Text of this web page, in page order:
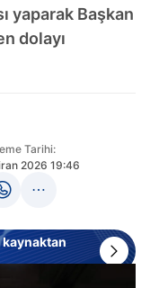
yaparak Başkan
dolayı
Tarihi:
2026 19:46